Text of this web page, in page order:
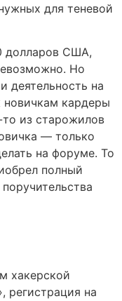
для теневой
долларов США,
Но
деятельность на
новичкам кардеры
то из старожилов
— только
на форуме. То
полный
хакерской
регистрация на